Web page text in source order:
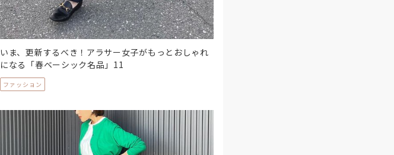
いま、更新するべき！アラサー女子がもっとおしゃれ
になる「春ベーシック名品」11
ファッション